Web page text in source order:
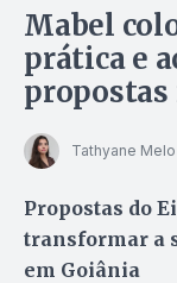
Mabel
prática e
propostas
Tathyane Melo
Propostas do
transformar a
em Goiânia